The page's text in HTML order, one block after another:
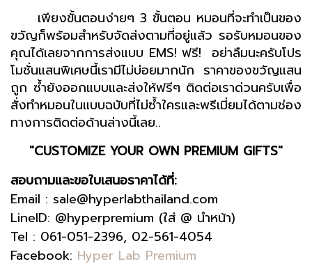
เพียงขั้นตอนง่ายๆ 3 ขั้นตอน หมอนที่จะทำเป็นของ
ขวัญก็พร้อมสำหรับจัดส่งตามที่อยู่แล้ว รอรับหมอนของ
คุณได้เลยจากการส่งแบบ EMS! ฟรี! อย่าลืมนะครับโปร
โมชั่นแสนพิเศษนี้เรามีไม่บ่อยมากนัก ราคาของขวัญแสน
ถูก ซ้ำยังออกแบบและส่งให้ฟรีๆ ติดต่อเราด่วนครับเพื่อ
สั่งทำหมอนในแบบฉบับที่ไม่ซ้ำใครและพรีเมี่ยมได้ตามช่อง
ทางการติดต่อด้านล่างนี้เลย..
"CUSTOMIZE YOUR OWN PREMIUM GIFTS"
สอบถามและขอใบเสนอราคาได้ที่:
Email : sale@hyperlabthailand.com
LineID: @hyperpremium (ใส่ @ นำหน้า)
Tel : 061-051-2396, 02-561-4054
Facebook: Hyper Lab Premium